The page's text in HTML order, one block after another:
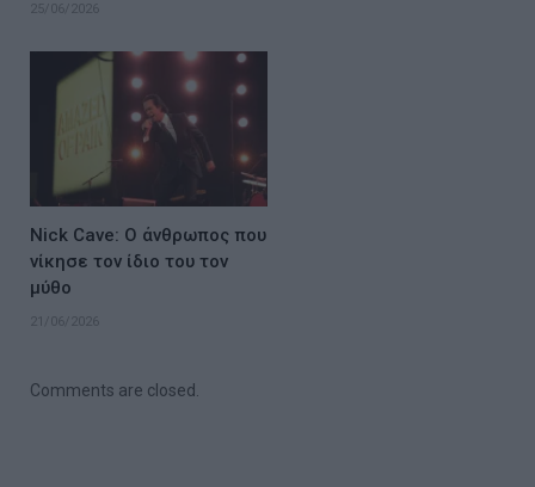
25/06/2026
Nick Cave: Ο άνθρωπος που
νίκησε τον ίδιο του τον
μύθο
21/06/2026
Comments are closed.